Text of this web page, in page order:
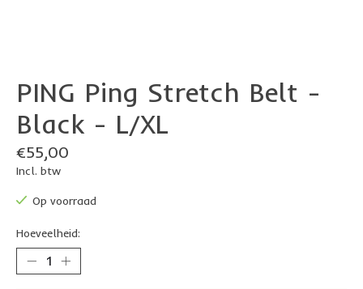
PING Ping Stretch Belt -
Black - L/XL
€55,00
Incl. btw
Op voorraad
Hoeveelheid: